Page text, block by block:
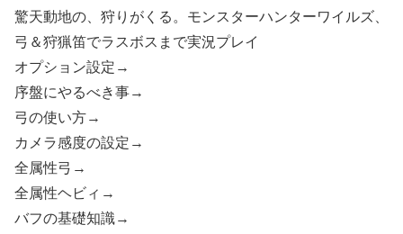
驚天動地の、狩りがくる。モンスターハンターワイルズ、
弓＆狩猟笛でラスボスまで実況プレイ
オプション設定→
序盤にやるべき事→
弓の使い方→
カメラ感度の設定→
全属性弓→
全属性ヘビィ→
バフの基礎知識→